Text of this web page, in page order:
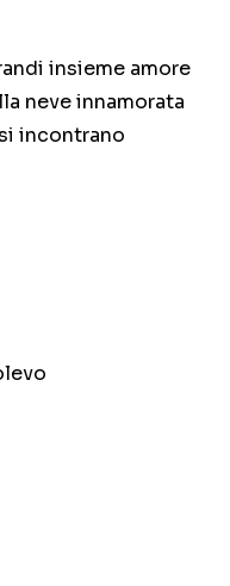
insieme amore
neve innamorata
incontrano